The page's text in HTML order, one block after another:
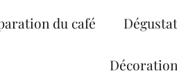
du café